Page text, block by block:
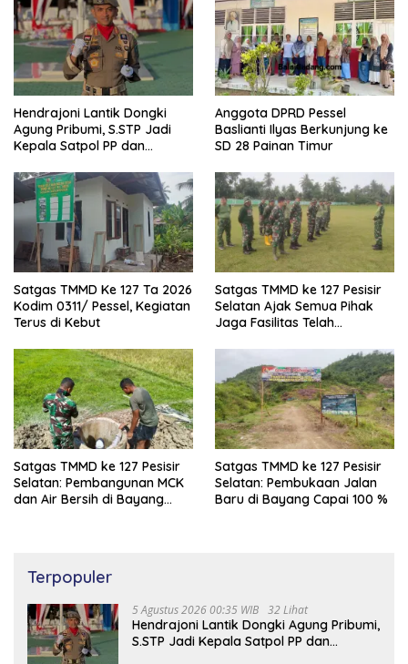
Hendrajoni Lantik Dongki
Agung Pribumi, S.STP Jadi
Kepala Satpol PP dan
Anggota DPRD Pessel
Baslianti Ilyas Berkunjung ke
SD 28 Painan Timur
Satgas TMMD Ke 127 Ta 2026
Kodim 0311/ Pessel, Kegiatan
Terus di Kebut
Satgas TMMD ke 127 Pesisir
Selatan Ajak Semua Pihak
Jaga Fasilitas Telah
Satgas TMMD ke 127 Pesisir
Selatan: Pembangunan MCK
dan Air Bersih di Bayang
Satgas TMMD ke 127 Pesisir
Selatan: Pembukaan Jalan
Baru di Bayang Capai 100 %
Terpopuler
5 Agustus 2026 00:35 WIB 32 Lihat
Hendrajoni Lantik Dongki Agung Pribumi,
S.STP Jadi Kepala Satpol PP dan